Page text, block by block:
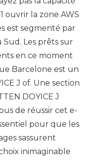
ouvrir la zone AWS
est segmenté par
Les prêts sur
en ce moment
Barcelone est un
J of. Une section
DOYICE J
de réussir cet e-
pour que les
sassurent
inimaginable